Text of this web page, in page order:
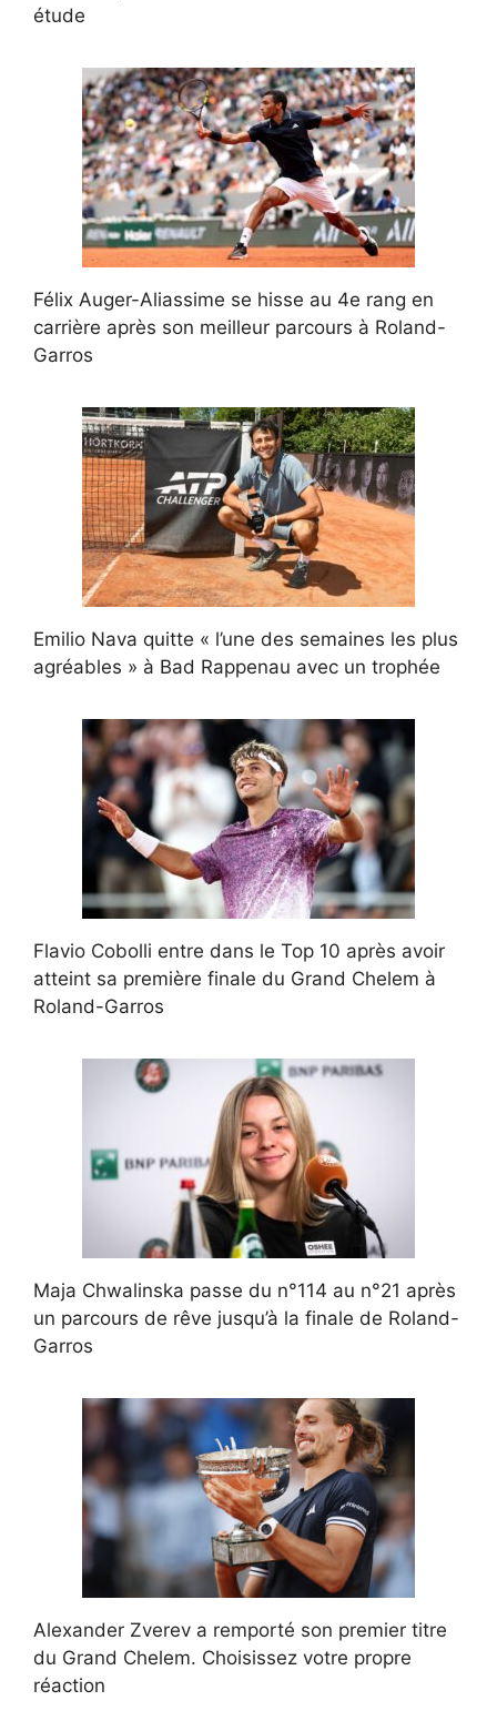
étude
Félix Auger-Aliassime se hisse au 4e rang en
carrière après son meilleur parcours à Roland-
Garros
Emilio Nava quitte « l’une des semaines les plus
agréables » à Bad Rappenau avec un trophée
Flavio Cobolli entre dans le Top 10 après avoir
atteint sa première finale du Grand Chelem à
Roland-Garros
Maja Chwalinska passe du n°114 au n°21 après
un parcours de rêve jusqu’à la finale de Roland-
Garros
Alexander Zverev a remporté son premier titre
du Grand Chelem. Choisissez votre propre
réaction